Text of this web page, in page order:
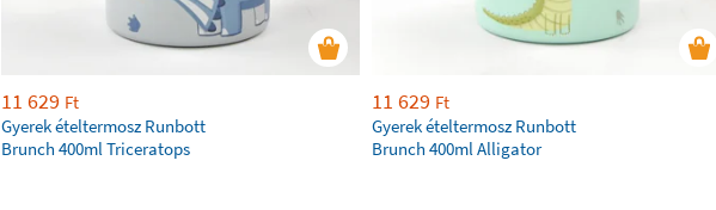
11 629 Ft
Gyerek ételtermosz Runbott
Brunch 400ml Triceratops
11 629 Ft
Gyerek ételtermosz Runbott
Brunch 400ml Alligator